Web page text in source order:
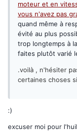
moteur et en
vous n'avez pas
quand même à
évité au plus
trop longtemps à
faites plutôt varié
.voilà , n'hésiter
certaines choses
:)
excuser moi pour